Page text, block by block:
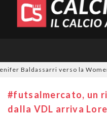
verso la Women
#futsalmercato, un
dalla VDL arriva